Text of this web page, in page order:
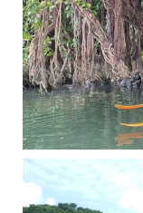
梅雨真っ只中の沖縄ですが 今日もカンカンに晴れてくれました！！
今日は満潮だっ